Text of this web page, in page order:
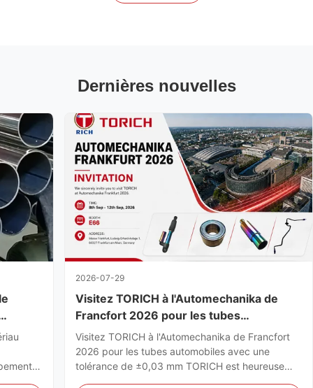
installations de production couvrant plus de 10 000 mètres
Dernières nouvelles
2026-07-29
Visitez TORICH à l'Automechanika de
Francfort 2026 pour les tubes
automobiles avec une tolérance de
±0,03 mm
Visitez TORICH à l'Automechanika de Francfort
2026 pour les tubes automobiles avec une
tolérance de ±0,03 mm TORICH est heureuse